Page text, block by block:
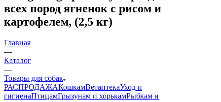
всех пород ягненок с рисом и
картофелем, (2,5 кг)
Главная
—
Каталог
—
Товары для собак
РАСПРОДАЖАКошкамВетаптекаУход и
гигиенаПтицамГрызунам и хорькамРыбкам и